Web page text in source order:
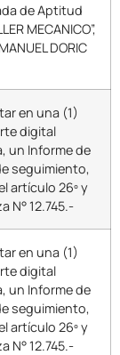
de Aptitud
MECANICO”,
DORIC
en una (1)
digital
un Informe de
seguimiento,
artículo 26º y
N° 12.745.-
en una (1)
digital
un Informe de
seguimiento,
artículo 26º y
N° 12.745.-